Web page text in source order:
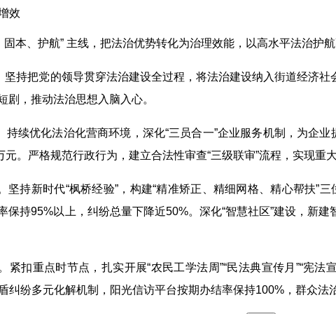
效
本、护航” 主线，把法治优势转化为治理效能，以高水平法治护航
坚持把党的领导贯穿法治建设全过程，将法治建设纳入街道经济社
剧，推动法治思想入脑入心。
持续优化法治化营商环境，深化“三员合一”企业服务机制，为企
。严格规范行政行为，建立合法性审查“三级联审”流程，实现重
坚持新时代“枫桥经验”，构建“精准矫正、精细网格、精心帮扶”
持95%以上，纠纷总量下降近50%。深化“智慧社区”建设，新
紧扣重点时节点，扎实开展“农民工学法周”“民法典宣传月”“宪
纠纷多元化解机制，阳光信访平台按期办结率保持100%，群众法